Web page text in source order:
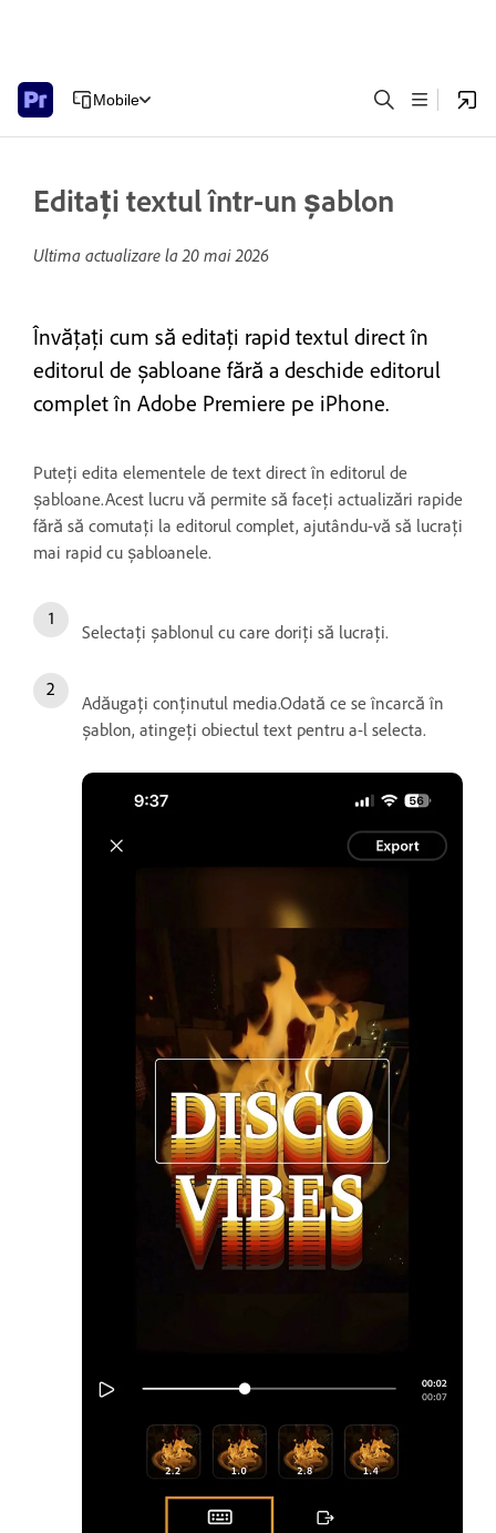
Mobile
Editați textul într-un șablon
Ultima actualizare la20 mai 2026
Învățați cum să editați rapid textul direct în
editorul de șabloane fără a deschide editorul
complet în Adobe Premiere pe iPhone.
Puteți edita elementele de text direct în editorul de
șabloane.Acest lucru vă permite să faceți actualizări rapide
fără să comutați la editorul complet, ajutându-vă să lucrați
mai rapid cu șabloanele.
Selectați șablonul cu care doriți să lucrați.
Adăugați conținutul media.Odată ce se încarcă în
șablon, atingeți obiectul text pentru a-l selecta.